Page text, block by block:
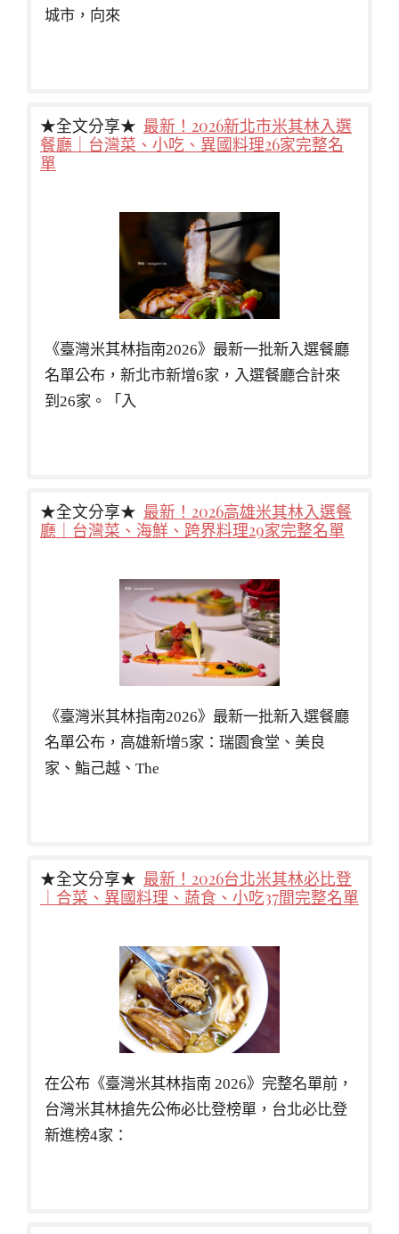
城市，向來
★全文分享★ 最新！2026新北市米其林入選
餐廳｜台灣菜、小吃、異國料理26家完整名
單
《臺灣米其林指南2026》最新一批新入選餐廳
名單公布，新北市新增6家，入選餐廳合計來
到26家。「入
★全文分享★ 最新！2026高雄米其林入選餐
廳｜台灣菜、海鮮、跨界料理29家完整名單
《臺灣米其林指南2026》最新一批新入選餐廳
名單公布，高雄新增5家：瑞園食堂、美良
家、鮨己越、The
★全文分享★ 最新！2026台北米其林必比登
｜合菜、異國料理、蔬食、小吃37間完整名單
在公布《臺灣米其林指南 2026》完整名單前，
台灣米其林搶先公佈必比登榜單，台北必比登
新進榜4家：